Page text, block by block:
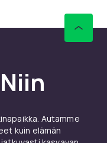
Autamme
kuin elämän